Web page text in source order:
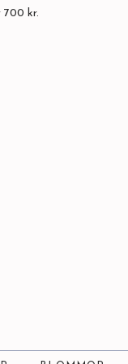
700 kr.